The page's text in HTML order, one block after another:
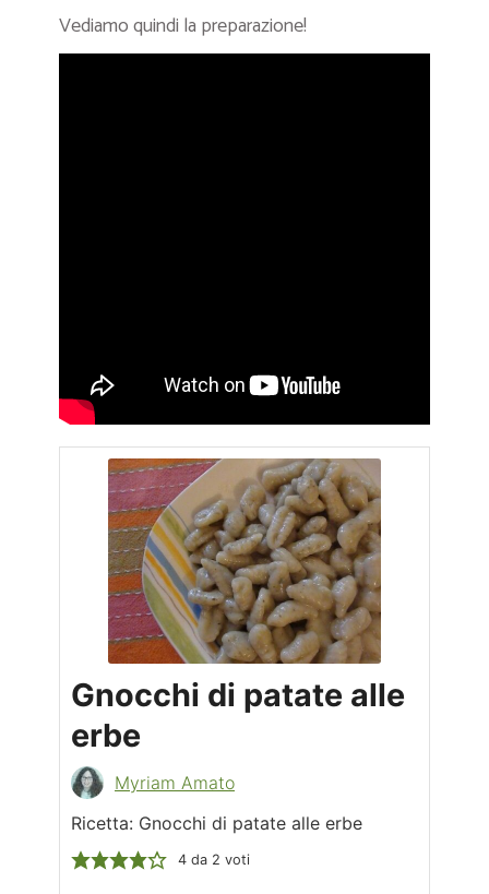
Vediamo quindi la preparazione!
Gnocchi di patate alle
erbe
Myriam Amato
Ricetta: Gnocchi di patate alle erbe
4da 2 voti